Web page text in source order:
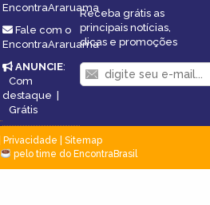
EncontraAraruama
Fale com o
EncontraAraruama
ANUNCIE:
Com
destaque |
Grátis
Receba grátis as
principais notícias,
dicas e promoções
Privacidade
Sitemap
pelo time do EncontraBrasil